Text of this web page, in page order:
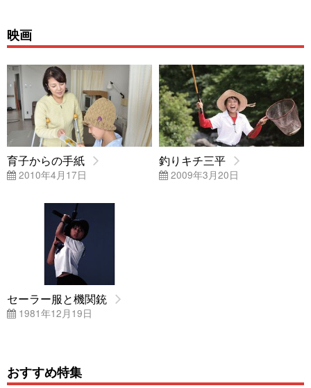
映画
育子からの手紙
2010年4月17日
釣りキチ三平
2009年3月20日
セーラー服と機関銃
1981年12月19日
おすすめ特集